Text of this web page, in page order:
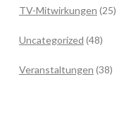
TV-Mitwirkungen (25)
Uncategorized (48)
Veranstaltungen (38)